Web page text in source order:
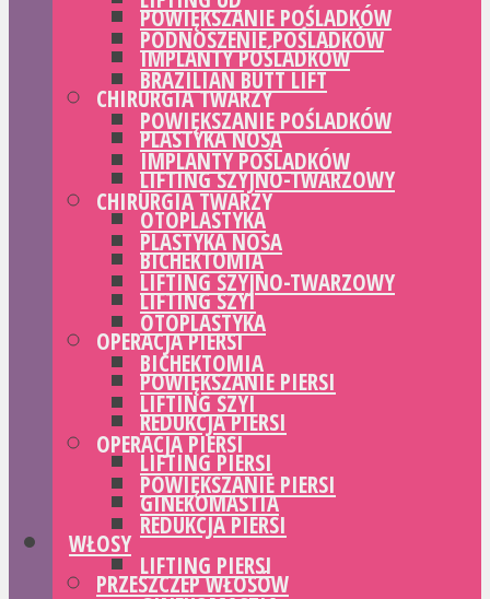
POWIĘKSZANIE POŚLADKÓW
IMPLANTY POŚLADKÓW
CHIRURGIA TWARZY
PLASTYKA NOSA
LIFTING SZYJNO-TWARZOWY
OTOPLASTYKA
BICHEKTOMIA
LIFTING SZYI
OPERACJA PIERSI
POWIĘKSZANIE PIERSI
REDUKCJA PIERSI
LIFTING PIERSI
GINEKOMASTIA
WŁOSY
PRZESZCZEP WŁOSÓW
PODNOSZENIE POŚLADKÓW
BRAZILIAN BUTT LIFT
POWIĘKSZANIE POŚLADKÓW
IMPLANTY POŚLADKÓW
CHIRURGIA TWARZY
PLASTYKA NOSA
LIFTING SZYJNO-TWARZOWY
OTOPLASTYKA
BICHEKTOMIA
LIFTING SZYI
OPERACJA PIERSI
POWIĘKSZANIE PIERSI
REDUKCJA PIERSI
LIFTING PIERSI